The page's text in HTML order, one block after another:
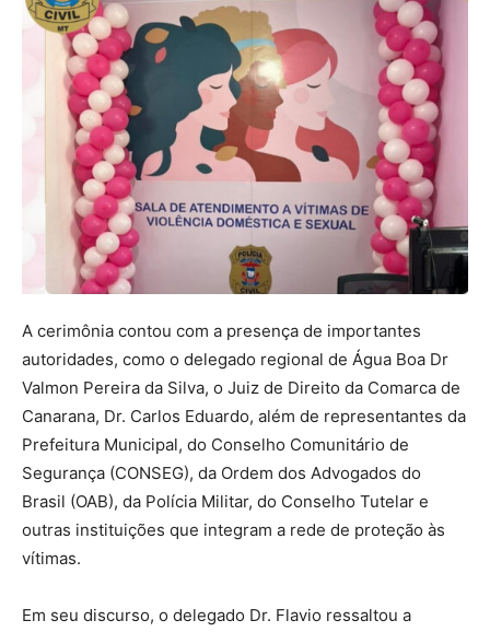
A cerimônia contou com a presença de importantes
autoridades, como o delegado regional de Água Boa Dr
Valmon Pereira da Silva, o Juiz de Direito da Comarca de
Canarana, Dr. Carlos Eduardo, além de representantes da
Prefeitura Municipal, do Conselho Comunitário de
Segurança (CONSEG), da Ordem dos Advogados do
Brasil (OAB), da Polícia Militar, do Conselho Tutelar e
outras instituições que integram a rede de proteção às
vítimas.
Em seu discurso, o delegado Dr. Flavio ressaltou a